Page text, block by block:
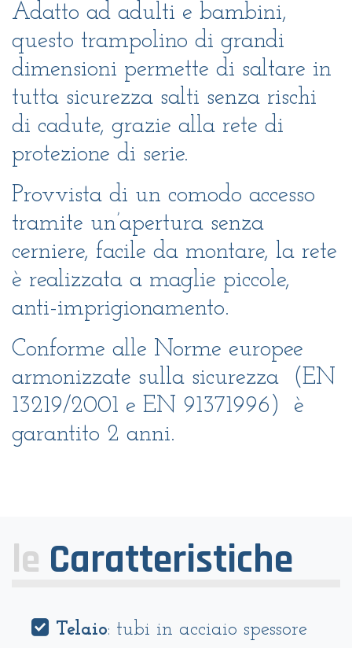
Adatto ad adulti e bambini,
questo trampolino di grandi
dimensioni permette di saltare in
tutta sicurezza salti senza rischi
di cadute, grazie alla rete di
protezione di serie.
Provvista di un comodo accesso
tramite un’apertura senza
cerniere, facile da montare, la rete
è realizzata a maglie piccole,
anti-imprigionamento.
Conforme alle Norme europee
armonizzate sulla sicurezza
(EN
13219/2001 e EN 91371996) è
garantito 2 anni.
le Caratteristiche
Telaio: tubi in acciaio spessore